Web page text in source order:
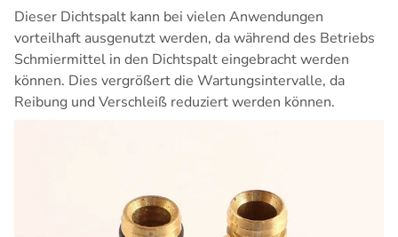
Dieser Dichtspalt kann bei vielen Anwendungen
vorteilhaft ausgenutzt werden, da während des Betriebs
Schmiermittel in den Dichtspalt eingebracht werden
können. Dies vergrößert die Wartungsintervalle, da
Reibung und Verschleiß reduziert werden können.